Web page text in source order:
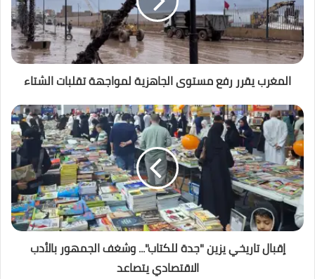
المغرب يقرر رفع مستوى الجاهزية لمواجهة تقلبات الشتاء
إقبال تاريخي يزين "جدة للكتاب"... وشغف الجمهور بالأدب
الاقتصادي يتصاعد